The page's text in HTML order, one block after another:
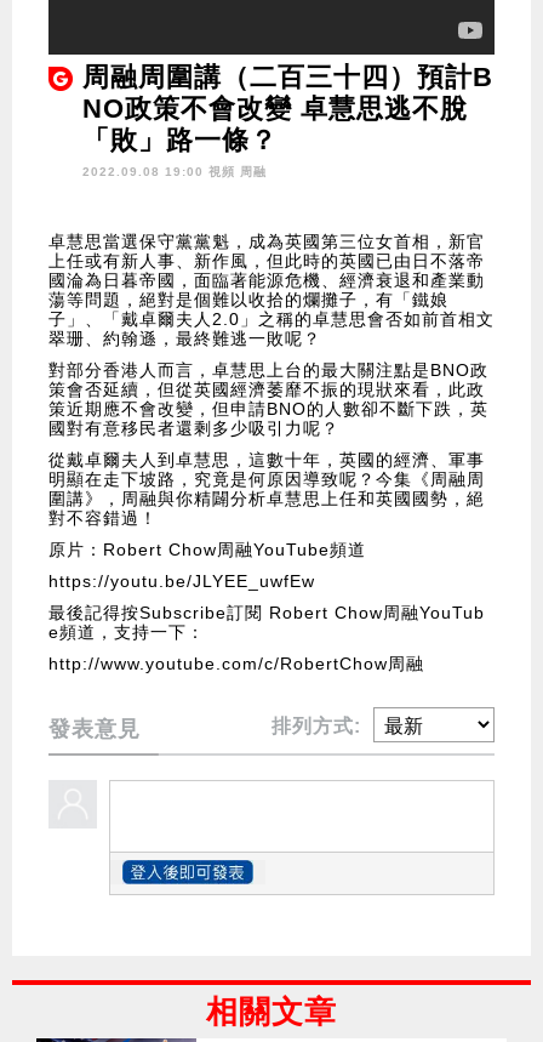
周融周圍講（二百三十四）預計B
NO政策不會改變 卓慧思逃不脫
「敗」路一條？
2022.09.08 19:00 視頻 周融
卓慧思當選保守黨黨魁，成為英國第三位女首相，新官
上任或有新人事、新作風，但此時的英國已由日不落帝
國淪為日暮帝國，面臨著能源危機、經濟衰退和產業動
蕩等問題，絕對是個難以收拾的爛攤子，有「鐵娘
子」、「戴卓爾夫人2.0」之稱的卓慧思會否如前首相文
翠珊、約翰遜，最終難逃一敗呢？
對部分香港人而言，卓慧思上台的最大關注點是BNO政
策會否延續，但從英國經濟萎靡不振的現狀來看，此政
策近期應不會改變，但申請BNO的人數卻不斷下跌，英
國對有意移民者還剩多少吸引力呢？
從戴卓爾夫人到卓慧思，這數十年，英國的經濟、軍事
明顯在走下坡路，究竟是何原因導致呢？今集《周融周
圍講》，周融與你精闢分析卓慧思上任和英國國勢，絕
對不容錯過！
原片：Robert Chow周融YouTube頻道
https://youtu.be/JLYEE_uwfEw
最後記得按Subscribe訂閱 Robert Chow周融YouTub
e頻道，支持一下：
http://www.youtube.com/c/RobertChow周融
發表意見 排列方式:
相關文章